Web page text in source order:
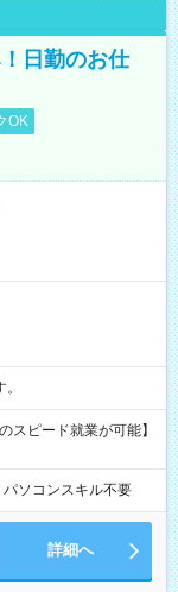
日勤のお仕
OK
。
スピード就業が可能】
パソコンスキル不要
詳細へ